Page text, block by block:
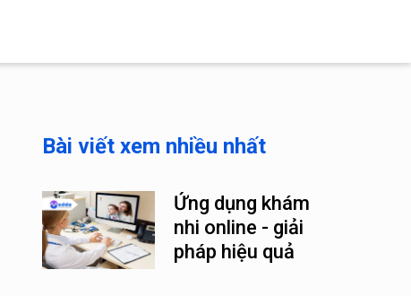
Bài viết xem nhiều nhất
Ứng dụng khám
nhi online - giải
pháp hiệu quả